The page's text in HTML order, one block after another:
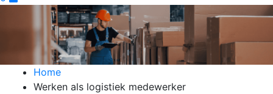
Home
Werken als logistiek medewerker